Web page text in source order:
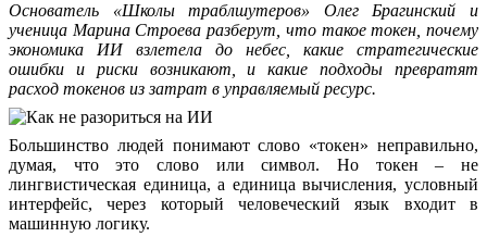
Основатель «Школы траблшутеров» Олег Брагинский и
ученица Марина Строева разберут, что такое токен, почему
экономика ИИ взлетела до небес, какие стратегические
ошибки и риски возникают, и какие подходы превратят
расход токенов из затрат в управляемый ресурс.
Большинство людей понимают слово «токен» неправильно,
думая, что это слово или символ. Но токен – не
лингвистическая единица, а единица вычисления, условный
интерфейс, через который человеческий язык входит в
машинную логику.